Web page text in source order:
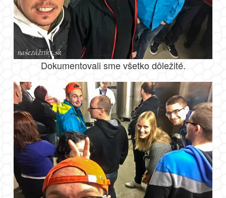
Dokumentovali sme všetko dôležité.